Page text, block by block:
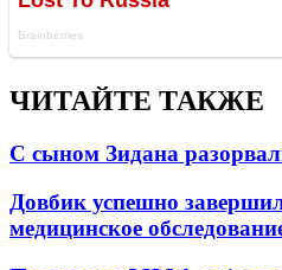
ЧИТАЙТЕ ТАКЖЕ
С сыном Зидана
Довбик успешно
медицинское